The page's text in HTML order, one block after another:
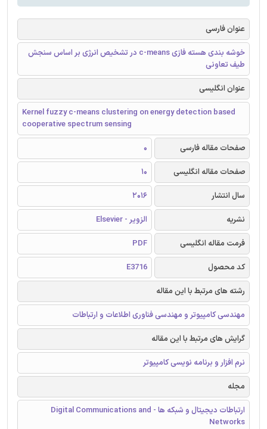
عنوان فارسی
خوشه بندی هسته فازی c-means در تشخیص انرژی بر اساس سنجش
طیف تعاونی
عنوان انگلیسی
Kernel fuzzy c-means clustering on energy detection based
cooperative spectrum sensing
صفحات مقاله فارسی
0
صفحات مقاله انگلیسی
10
سال انتشار
2016
نشریه
الزویر - Elsevier
فرمت مقاله انگلیسی
PDF
کد محصول
E3716
رشته های مرتبط با این مقاله
مهندسی کامپیوتر و مهندسی فناوری اطلاعات و ارتباطات
گرایش های مرتبط با این مقاله
نرم افزار و برنامه نویسی کامپیوتر
مجله
ارتباطات دیجیتال و شبکه ها - Digital Communications and
Networks